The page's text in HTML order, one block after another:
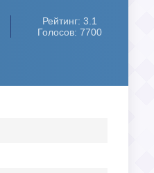
Рейтинг: 3.1
Голосов: 7700